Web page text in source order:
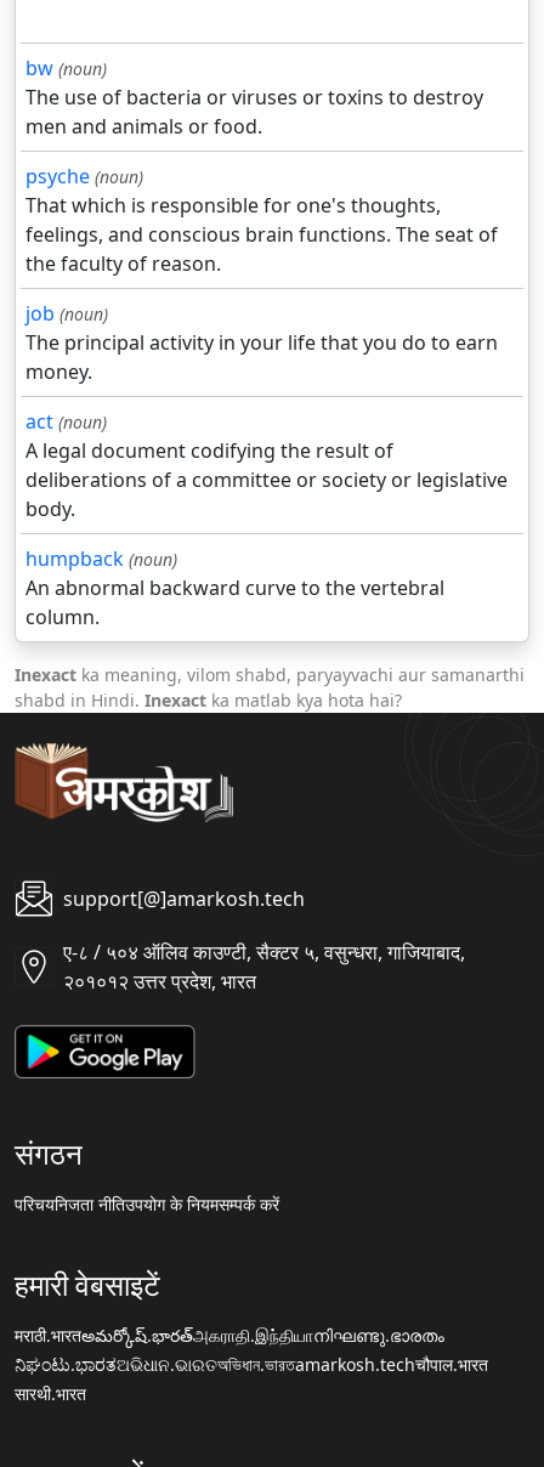
bw (noun)
The use of bacteria or viruses or toxins to destroy
men and animals or food.
psyche (noun)
That which is responsible for one's thoughts,
feelings, and conscious brain functions. The seat of
the faculty of reason.
job (noun)
The principal activity in your life that you do to earn
money.
act (noun)
A legal document codifying the result of
deliberations of a committee or society or legislative
body.
humpback (noun)
An abnormal backward curve to the vertebral
column.
Inexact ka meaning, vilom shabd, paryayvachi aur samanarthi
shabd in Hindi. Inexact ka matlab kya hota hai?
support[@]amarkosh.tech
ए-८ / ५०४ ऑलिव काउण्टी, सैक्टर ५, वसुन्धरा, गाजियाबाद,
२०१०१२ उत्तर प्रदेश, भारत
संगठन
परिचयनिजता नीतिउपयोग के नियमसम्पर्क करें
हमारी वेबसाइटें
मराठी.भारतఅమర్కోష్.భారత్அகராதி.இந்தியாനിഘണ്ടു.ഭാരതം
ನಿಘಂಟು.ಭಾರತଅଭିଧାନ.ଭାରତঅভিধান.ভারতamarkosh.techचौपाल.भारत
सारथी.भारत